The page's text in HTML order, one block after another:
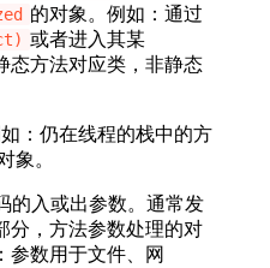
的对象。例如：通过
或者进入其某
态方法对应类，非静态
：仍在线程的栈中的方
象。
的入或出参数。通常发
分，方法参数处理的对
参数用于文件、网